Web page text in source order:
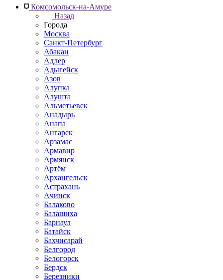
Комсомольск-на-Амуре
Назад
Города
Москва
Санкт-Петербург
Абакан
Адлер
Адыгейск
Азов
Алупка
Алушта
Альметьевск
Анадырь
Анапа
Ангарск
Арзамас
Армавир
Армянск
Артём
Архангельск
Астрахань
Ачинск
Балаково
Балашиха
Барнаул
Батайск
Бахчисарай
Белгород
Белогорск
Бердск
Березники